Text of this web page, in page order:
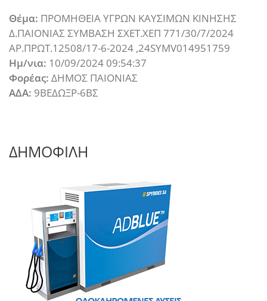
Θέμα: ΠΡΟΜΗΘΕΙΑ ΥΓΡΩΝ ΚΑΥΣΙΜΩΝ ΚΙΝΗΣΗΣ
Δ.ΠΑΙΟΝΙΑΣ ΣΥΜΒΑΣΗ ΣΧΕΤ.ΧΕΠ 771/30/7/2024
ΑΡ.ΠΡΩΤ.12508/17-6-2024 ,24SYMV014951759
Ημ/νια: 10/09/2024 09:54:37
Φορέας: ΔΗΜΟΣ ΠΑΙΟΝΙΑΣ
ΑΔΑ: 9ΒΕΔΩΞΡ-6ΒΣ
ΔΗΜΟΦΙΛΗ